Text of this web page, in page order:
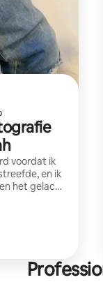
voordat ik
en ik
het gelach